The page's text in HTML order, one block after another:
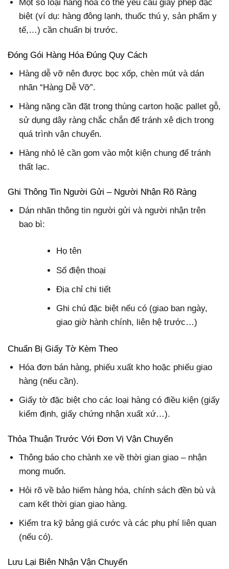
Một số loại hàng hóa có thể yêu cầu giấy phép đặc
biệt (ví dụ: hàng đông lạnh, thuốc thú y, sản phẩm y
tế,…) cần chuẩn bị trước.
Đóng Gói Hàng Hóa Đúng Quy Cách
Hàng dễ vỡ nên được bọc xốp, chèn mút và dán
nhãn “Hàng Dễ Vỡ”.
Hàng nặng cần đặt trong thùng carton hoặc pallet gỗ,
sử dụng dây ràng chắc chắn để tránh xê dịch trong
quá trình vận chuyển.
Hàng nhỏ lẻ cần gom vào một kiện chung để tránh
thất lạc.
Ghi Thông Tin Người Gửi – Người Nhận Rõ Ràng
Dán nhãn thông tin người gửi và người nhận trên
bao bì:
Họ tên
Số điện thoại
Địa chỉ chi tiết
Ghi chú đặc biệt nếu có (giao ban ngày,
giao giờ hành chính, liên hệ trước…)
Chuẩn Bị Giấy Tờ Kèm Theo
Hóa đơn bán hàng, phiếu xuất kho hoặc phiếu giao
hàng (nếu cần).
Giấy tờ đặc biệt cho các loại hàng có điều kiện (giấy
kiểm định, giấy chứng nhận xuất xứ…).
Thỏa Thuận Trước Với Đơn Vị Vận Chuyển
Thông báo cho chành xe về thời gian giao – nhận
mong muốn.
Hỏi rõ về bảo hiểm hàng hóa, chính sách đền bù và
cam kết thời gian giao hàng.
Kiểm tra kỹ bảng giá cước và các phụ phí liên quan
(nếu có).
Lưu Lại Biên Nhận Vận Chuyển